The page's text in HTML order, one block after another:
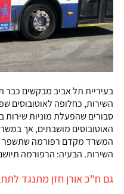
בעיריית תל אביב מבקשים כבר
השירות, כחלופה לאוטובוסים
סבורים שהפעלת מוניות שירות
האוטובוסים מושבתים, אך
המשרד מקדם רפורמה שתשפר
השירות. הבעיה: הרפורמה תיושם
גם ח"כ אורן חזן מתנגד